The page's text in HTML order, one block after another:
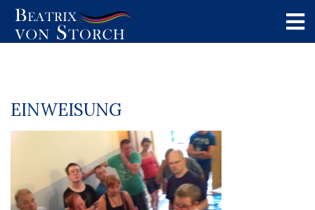
EINWEISUNG